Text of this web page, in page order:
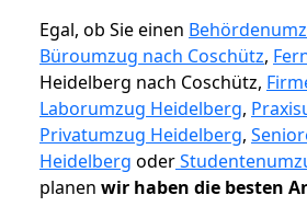
Egal, ob Sie einen
Büroumzug nach Coschütz,
Heidelberg nach Coschütz,
Laborumzug Heidelberg,
Privatumzug Heidelberg,
Heidelberg oder
planen wir haben die besten